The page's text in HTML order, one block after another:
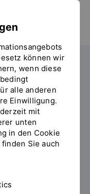
Programm
ihr Zertifikat
können wir
wenn diese
alle anderen
Einwilligung.
mit
unten
in den Cookie
Sie auch